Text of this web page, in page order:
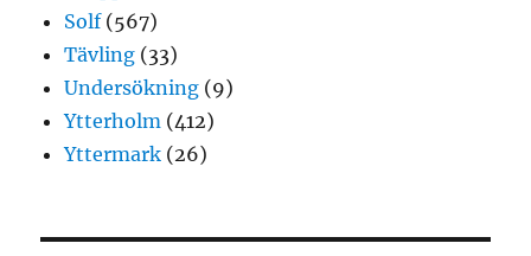
Solf(567)
Tävling (33)
Undersökning (9)
Ytterholm (412)
Yttermark (26)